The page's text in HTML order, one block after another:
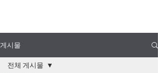
게시물
전체 게시물